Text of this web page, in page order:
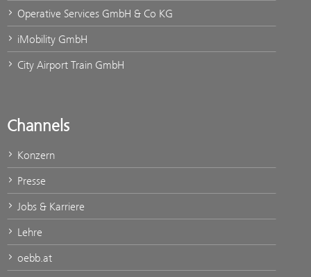
Operative Services GmbH & Co KG
iMobility GmbH
City Airport Train GmbH
Channels
Konzern
Presse
Jobs & Karriere
Lehre
oebb.at